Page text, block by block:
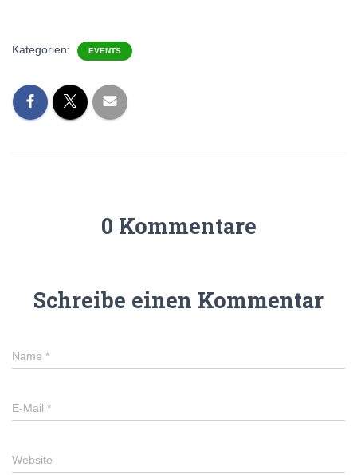
Kategorien: EVENTS
0 Kommentare
Schreibe einen Kommentar
Name *
E-Mail *
Website